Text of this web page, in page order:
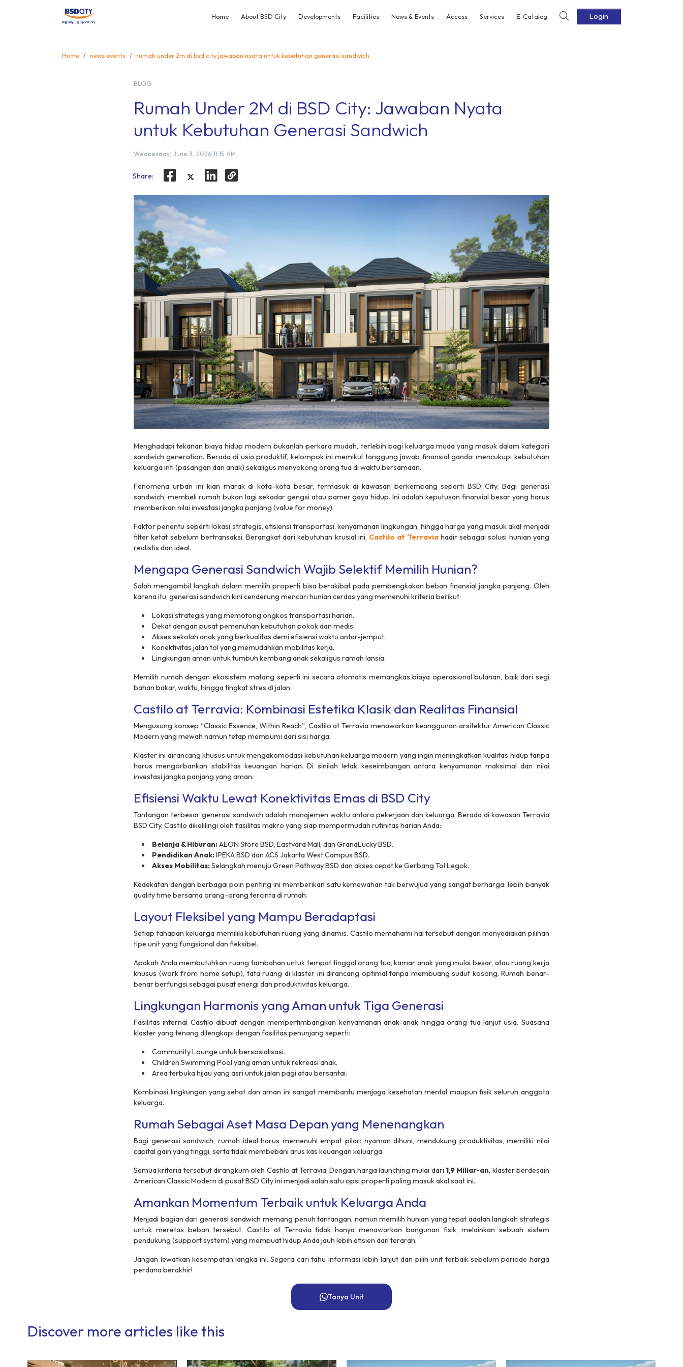
Home About BSD City Developments Facilities News & Events Access Services E-Catalog Login
Home news events rumah under 2m di bsd city jawaban nyata untuk kebutuhan generasi sandwich
BLOG
Rumah Under 2M di BSD City: Jawaban Nyata
untuk Kebutuhan Generasi Sandwich
Wednesday, June 3, 2026 11:15 AM
Share:
Menghadapi tekanan biaya hidup modern bukanlah perkara mudah, terlebih bagi keluarga muda yang masuk dalam kategori
sandwich generation. Berada di usia produktif, kelompok ini memikul tanggung jawab finansial ganda: mencukupi kebutuhan
keluarga inti (pasangan dan anak) sekaligus menyokong orang tua di waktu bersamaan.
Fenomena urban ini kian marak di kota-kota besar, termasuk di kawasan berkembang seperti BSD City. Bagi generasi
sandwich, membeli rumah bukan lagi sekadar gengsi atau pamer gaya hidup. Ini adalah keputusan finansial besar yang harus
memberikan nilai investasi jangka panjang (value for money).
Faktor penentu seperti lokasi strategis, efisiensi transportasi, kenyamanan lingkungan, hingga harga yang masuk akal menjadi
filter ketat sebelum bertransaksi. Berangkat dari kebutuhan krusial ini, Castilo at Terraviahadir sebagai solusi hunian yang
realistis dan ideal.
Mengapa Generasi Sandwich Wajib Selektif Memilih Hunian?
Salah mengambil langkah dalam memilih properti bisa berakibat pada pembengkakan beban finansial jangka panjang. Oleh
karena itu, generasisandwich kini cenderung mencari hunian cerdas yang memenuhi kriteria berikut:
Lokasi strategis yang memotong ongkos transportasi harian.
Dekat dengan pusat pemenuhan kebutuhan pokok dan medis.
Akses sekolah anak yang berkualitas demi efisiensi waktu antar-jemput.
Konektivitas jalan tol yang memudahkan mobilitas kerja.
Lingkungan aman untuk tumbuh kembang anak sekaligus ramah lansia.
Memilih rumah dengan ekosistem matang seperti ini secara otomatis memangkas biaya operasional bulanan, baik dari segi
bahan bakar, waktu, hingga tingkat stres di jalan.
Castilo at Terravia: Kombinasi Estetika Klasik dan Realitas Finansial
Mengusung konsep “Classic Essence, Within Reach”, Castilo at Terravia menawarkan keanggunan arsitekturAmerican Classic
Modern yang mewah namun tetap membumi dari sisi harga.
Klaster ini dirancang khusus untuk mengakomodasi kebutuhan keluarga modern yang ingin meningkatkan kualitas hidup tanpa
harus mengorbankan stabilitas keuangan harian. Di sinilah letak keseimbangan antara kenyamanan maksimal dan nilai
investasi jangka panjang yang aman.
Efisiensi Waktu Lewat Konektivitas Emas di BSD City
Tantangan terbesar generasisandwich adalah manajemen waktu antara pekerjaan dan keluarga. Berada di kawasan Terravia
BSD City, Castilo dikelilingi oleh fasilitas makro yang siap mempermudah rutinitas harian Anda:
Belanja & Hiburan:AEON Store BSD, Eastvara Mall, dan GrandLucky BSD.
Pendidikan Anak:IPEKA BSD dan ACS Jakarta West Campus BSD.
Akses Mobilitas:Selangkah menuju Green Pathway BSD dan akses cepat ke Gerbang Tol Legok.
Kedekatan dengan berbagai poin penting ini memberikan satu kemewahan tak berwujud yang sangat berharga: lebih banyak
quality time bersama orang-orang tercinta di rumah.
Layout Fleksibel yang Mampu Beradaptasi
Setiap tahapan keluarga memiliki kebutuhan ruang yang dinamis. Castilo memahami hal tersebut dengan menyediakan pilihan
tipe unit yang fungsional dan fleksibel.
Apakah Anda membutuhkan ruang tambahan untuk tempat tinggal orang tua, kamar anak yang mulai besar, atau ruang kerja
khusus (work from home setup), tata ruang di klaster ini dirancang optimal tanpa membuang sudut kosong. Rumah benar-
benar berfungsi sebagai pusat energi dan produktivitas keluarga.
Lingkungan Harmonis yang Aman untuk Tiga Generasi
Fasilitas internal Castilo dibuat dengan mempertimbangkan kenyamanan anak-anak hingga orang tua lanjut usia. Suasana
klaster yang tenang dilengkapi dengan fasilitas penunjang seperti:
Community Lounge untuk bersosialisasi.
Children Swimming Pool yang aman untuk rekreasi anak.
Area terbuka hijau yang asri untuk jalan pagi atau bersantai.
Kombinasi lingkungan yang sehat dan aman ini sangat membantu menjaga kesehatan mental maupun fisik seluruh anggota
keluarga.
Rumah Sebagai Aset Masa Depan yang Menenangkan
Bagi generasisandwich, rumah ideal harus memenuhi empat pilar: nyaman dihuni, mendukung produktivitas, memiliki nilai
capital gain yang tinggi, serta tidak membebani arus kas keuangan keluarga.
Semua kriteria tersebut dirangkum oleh Castilo at Terravia. Dengan hargalaunching mulai dari 1,9 Miliar-an, klaster berdesain
American Classic Modern di pusat BSD City ini menjadi salah satu opsi properti paling masuk akal saat ini.
Amankan Momentum Terbaik untuk Keluarga Anda
Menjadi bagian dari generasisandwich memang penuh tantangan, namun memilih hunian yang tepat adalah langkah strategis
untuk meretas beban tersebut. Castilo at Terravia tidak hanya menawarkan bangunan fisik, melainkan sebuah sistem
pendukung (support system) yang membuat hidup Anda jauh lebih efisien dan terarah.
Jangan lewatkan kesempatan langka ini. Segera cari tahu informasi lebih lanjut dan pilih unit terbaik sebelum periode harga
perdana berakhir!
Tanya Unit
Discover more articles like this